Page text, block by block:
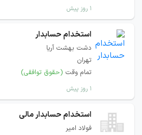
۱ روز پیش
استخدام حسابدار
دشت بهشت آریا
تهران
تمام وقت (حقوق توافقی)
۱ روز پیش
استخدام حسابدار مالی
فولاد امیر